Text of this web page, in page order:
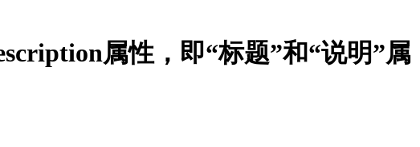
属性，即“标题”和“说明”属